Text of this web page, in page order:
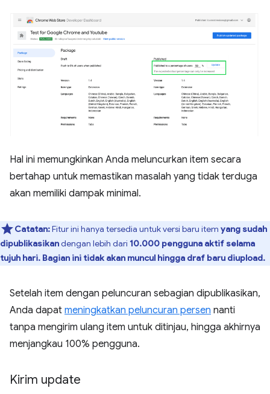
Hal ini memungkinkan Anda meluncurkan item secara
bertahap untuk memastikan masalah yang tidak terduga
akan memiliki dampak minimal.
Catatan:Fitur ini hanya tersedia untuk versi baru item yang sudah
dipublikasikandengan lebih dari 10.000 pengguna aktif selama
tujuh hari. Bagian ini tidak akan muncul hingga draf baru diupload.
Setelah item dengan peluncuran sebagian dipublikasikan,
Anda dapat meningkatkan peluncuran persen nanti
tanpa mengirim ulang item untuk ditinjau, hingga akhirnya
menjangkau 100% pengguna.
Kirim update